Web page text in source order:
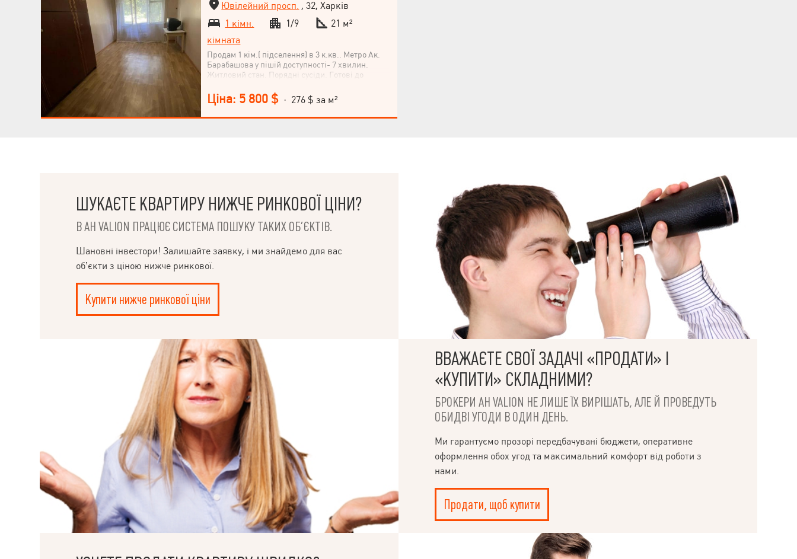
Ювілейний просп. , 32, Харків
1 кімн.
1/9
21 м²
кімната
Продам 1 кім.( підселення) в 3 к.кв.. Метро Ак.
Барабашова у пішій доступності- 7 хвилин.
Житловий стан. Порядні сусіди. Готові до
Ціна: 5 800 $ · 276 $ за м²
ШУКАЄТЕ КВАРТИРУ НИЖЧЕ РИНКОВОЇ ЦІНИ?
В АН VALION ПРАЦЮЄ СИСТЕМА ПОШУКУ ТАКИХ ОБ’ЄКТІВ.
Шановні інвестори! Залишайте заявку, і ми знайдемо для вас
об’єкти з ціною нижче ринкової.
Купити нижче ринкової ціни
ВВАЖАЄТЕ СВОЇ ЗАДАЧІ «ПРОДАТИ» І
«КУПИТИ» СКЛАДНИМИ?
БРОКЕРИ АН VALION НЕ ЛИШЕ ЇХ ВИРІШАТЬ, АЛЕ Й ПРОВЕДУТЬ
ОБИДВІ УГОДИ В ОДИН ДЕНЬ.
Ми гарантуємо прозорі передбачувані бюджети, оперативне
оформлення обох угод та максимальний комфорт від роботи з
нами.
Продати, щоб купити